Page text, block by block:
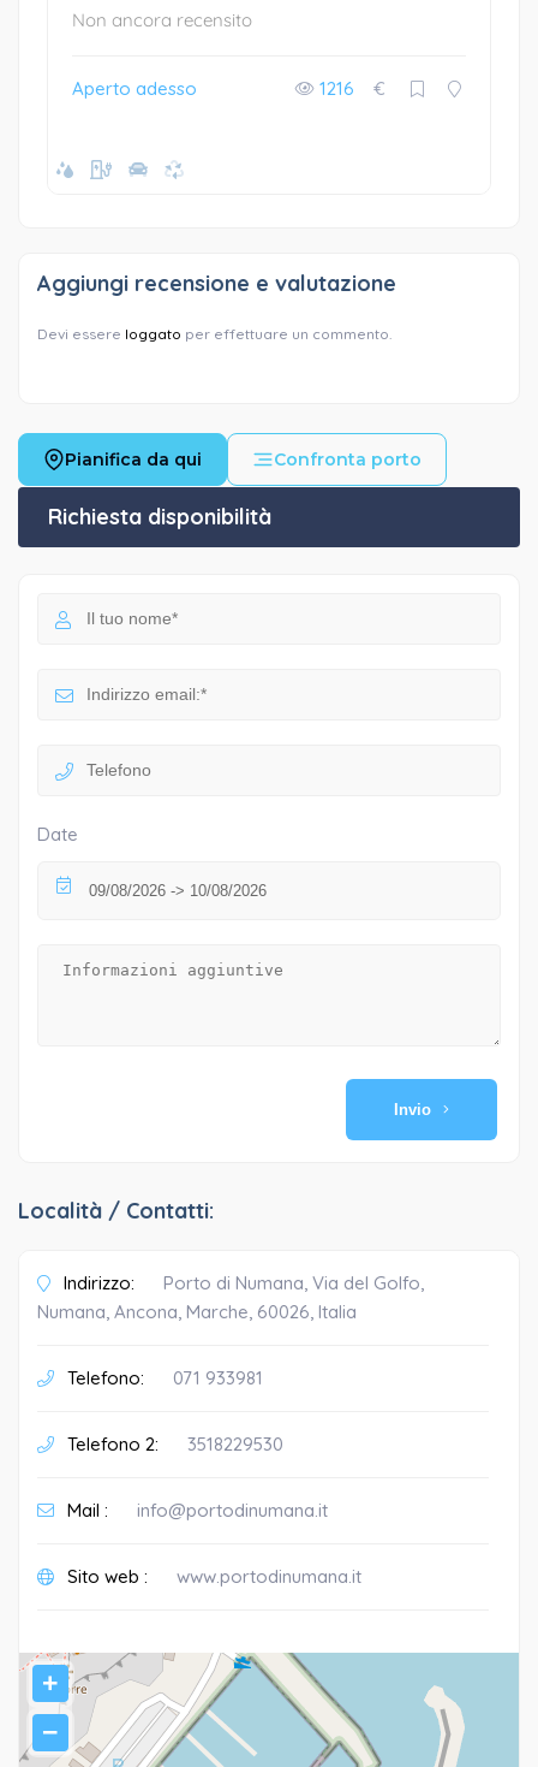
Non ancora recensito
Aperto adesso 1216 €
Aggiungi recensione e valutazione
Devi essere loggato per effettuare un commento.
Pianifica da qui Confronta porto
Richiesta disponibilità
Date
Invio
Località / Contatti:
Indirizzo:
Porto di Numana, Via del Golfo,
Numana, Ancona, Marche, 60026, Italia
Telefono: 071 933981
Telefono 2: 3518229530
Mail : info@portodinumana.it
Sito web : www.portodinumana.it
+
−